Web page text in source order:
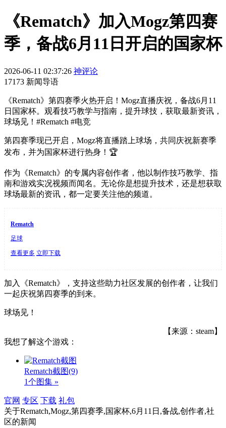
《Rematch》加入Mogz第四赛
季，备战6月11日开启的国家杯
2026-06-11 02:37:26 神评论
17173 新闻导语
《Rematch》第四赛季火热开启！Mogz直播庆祝，备战6月11
日国家杯。观看技巧教学与指南，提升球技，获取最新资讯，
球场见！#Rematch #电竞
第四赛季现已开启，Mogz将直播踏上球场，共同庆祝新赛季
发布，并为国家杯进行热身！🏆
作为《Rematch》的专属内容创作者，他以制作技巧教学、指
南和游戏实况视频而闻名。无论你是想提升技术，还是想获取
球场最新的资讯，都一定要关注他的频道。
Rematch
足球
查看更多 立即下载
加入《Rematch》，支持这些助力社区发展的创作者，让我们
一起庆祝第四赛季的到来。
球场见！
【来源：steam】
我想了解这个游戏：
Rematch截图(9)
1个图集 »
官网 专区 下载 礼包
关于Rematch,Mogz,第四赛季,国家杯,6月11日,备战,创作者,社
区的新闻